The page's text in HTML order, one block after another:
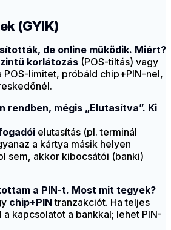
(GYIK)
de online működik. Miért?
korlátozás (POS-tiltás) vagy
POS-limitet, próbáld chip+PIN-nel,
rendben, mégis „Elutasítva”. Ki
elutasítás (pl. terminál
a kártya másik helyen
sem, akkor kibocsátói (banki)
a PIN-t. Most mit tegyek?
chip+PIN tranzakciót. Ha teljes
kapcsolatot a bankkal; lehet PIN-